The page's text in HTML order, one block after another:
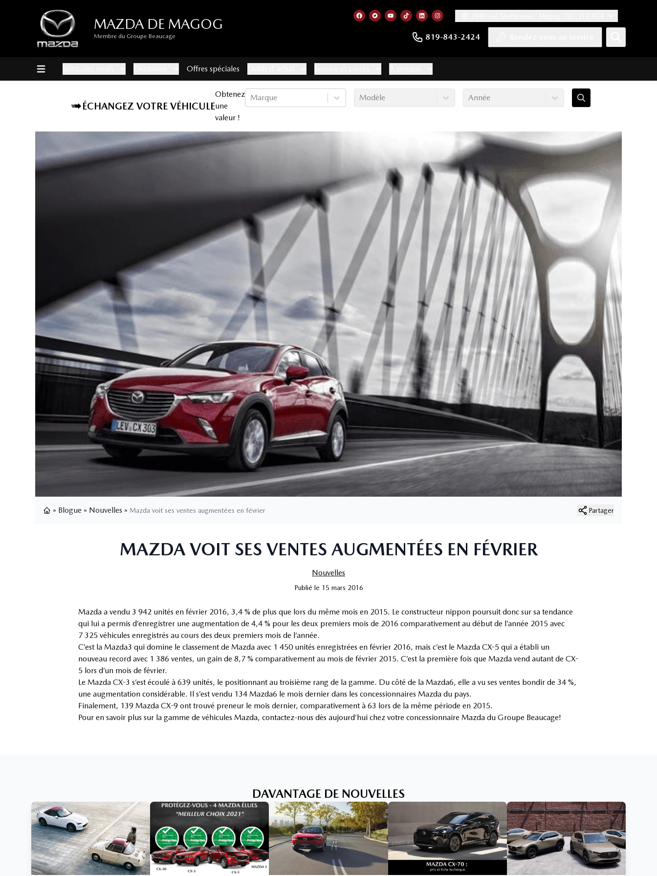
MAZDA DE MAGOG
Membre du Groupe Beaucage 819-843-2424
Lien vers notre page facebook
Lien vers notre compte Twitter
Lien vers notre chaîne YouTube
Lien vers notre compte Tiktok
Lien vers notre compte LinkedIn
Lien vers notre compte Instagram
Offres spéciales
ÉCHANGEZ VOTRE VÉHICULE
Obtenez
une
valeur !
Marque Modèle Année
» Blogue » Nouvelles » Mazda voit ses ventes augmentées en février Partager
MAZDA VOIT SES VENTES AUGMENTÉES EN FÉVRIER
Nouvelles
Publié le 15 mars 2016
Mazda a vendu 3 942 unités en février 2016, 3,4 % de plus que lors du même mois en 2015. Le constructeur nippon poursuit donc sur sa tendance
qui lui a permis d’enregistrer une augmentation de 4,4 % pour les deux premiers mois de 2016 comparativement au début de l’année 2015 avec
7 325 véhicules enregistrés au cours des deux premiers mois de l’année.
C’est la Mazda3 qui domine le classement de Mazda avec 1 450 unités enregistrées en février 2016, mais c’est le Mazda CX-5 qui a établi un
nouveau record avec 1 386 ventes, un gain de 8,7 % comparativement au mois de février 2015. C’est la première fois que Mazda vend autant de CX-
5 lors d’un mois de février.
Le Mazda CX-3 s’est écoulé à 639 unités, le positionnant au troisième rang de la gamme. Du côté de la Mazda6, elle a vu ses ventes bondir de 34 %,
une augmentation considérable. Il s’est vendu 134 Mazda6 le mois dernier dans les concessionnaires Mazda du pays.
Finalement, 139 Mazda CX-9 ont trouvé preneur le mois dernier, comparativement à 63 lors de la même période en 2015.
Pour en savoir plus sur la gamme de véhicules Mazda, contactez-nous dès aujourd’hui chez votre concessionnaire Mazda du Groupe Beaucage!
DAVANTAGE DE NOUVELLES